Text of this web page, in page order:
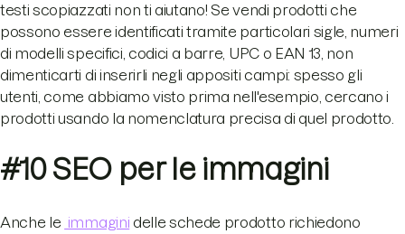
testi scopiazzati non ti aiutano! Se vendi prodotti che
possono essere identificati tramite particolari sigle, numeri
di modelli specifici, codici a barre, UPC o EAN 13, non
dimenticarti di inserirli negli appositi campi: spesso gli
utenti, come abbiamo visto prima nell'esempio, cercano i
prodotti usando la nomenclatura precisa di quel prodotto.
#10 SEO per le immagini
Anche le immagini delle schede prodotto richiedono